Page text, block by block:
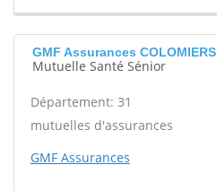
GMF Assurances COLOMIERS
Mutuelle Santé Sénior
Département: 31
mutuelles d'assurances
GMF Assurances